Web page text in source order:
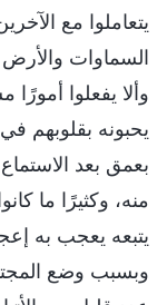
يتعاملوا مع
السماوات والأرض
وألا يفعلوا
يحبونه بقلوبهم
بعمق بعد
منه، وكثيرًا ما
يتبعه يعجب به
وبسبب وضع